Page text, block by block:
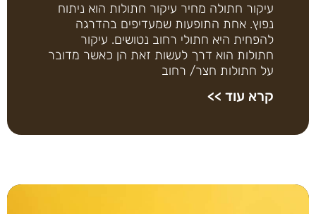
עיקור חתולה מחיר עיקור חתולות הוא ניתוח
נפוץ. אחת התופעות שמעדיפים בהדרגה
להפחית היא חתולי רחוב נטושים. עיקור
חתולות הוא דרך לעשות זאת הן כאשר מדובר
על חתולות חצר/ רחוב
קרא עוד >>